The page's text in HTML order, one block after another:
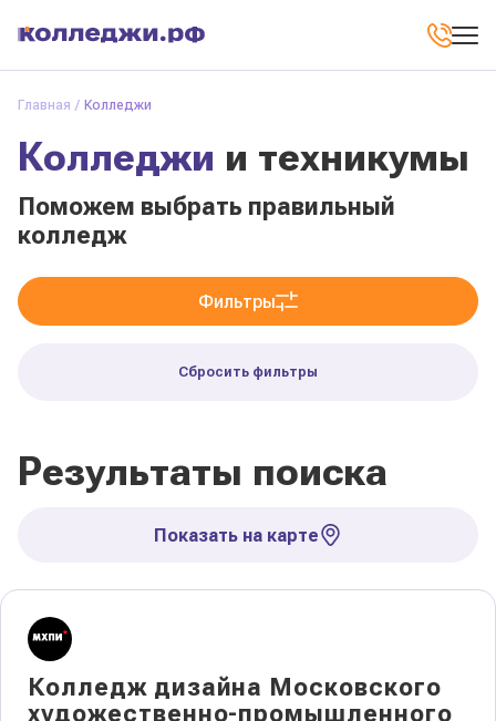
Главная Колледжи
Колледжи и техникумы
Поможем выбрать правильный
колледж
Фильтры
Сбросить фильтры
Результаты поиска
Показать на карте
Колледж дизайна Московского
художественно-промышленного